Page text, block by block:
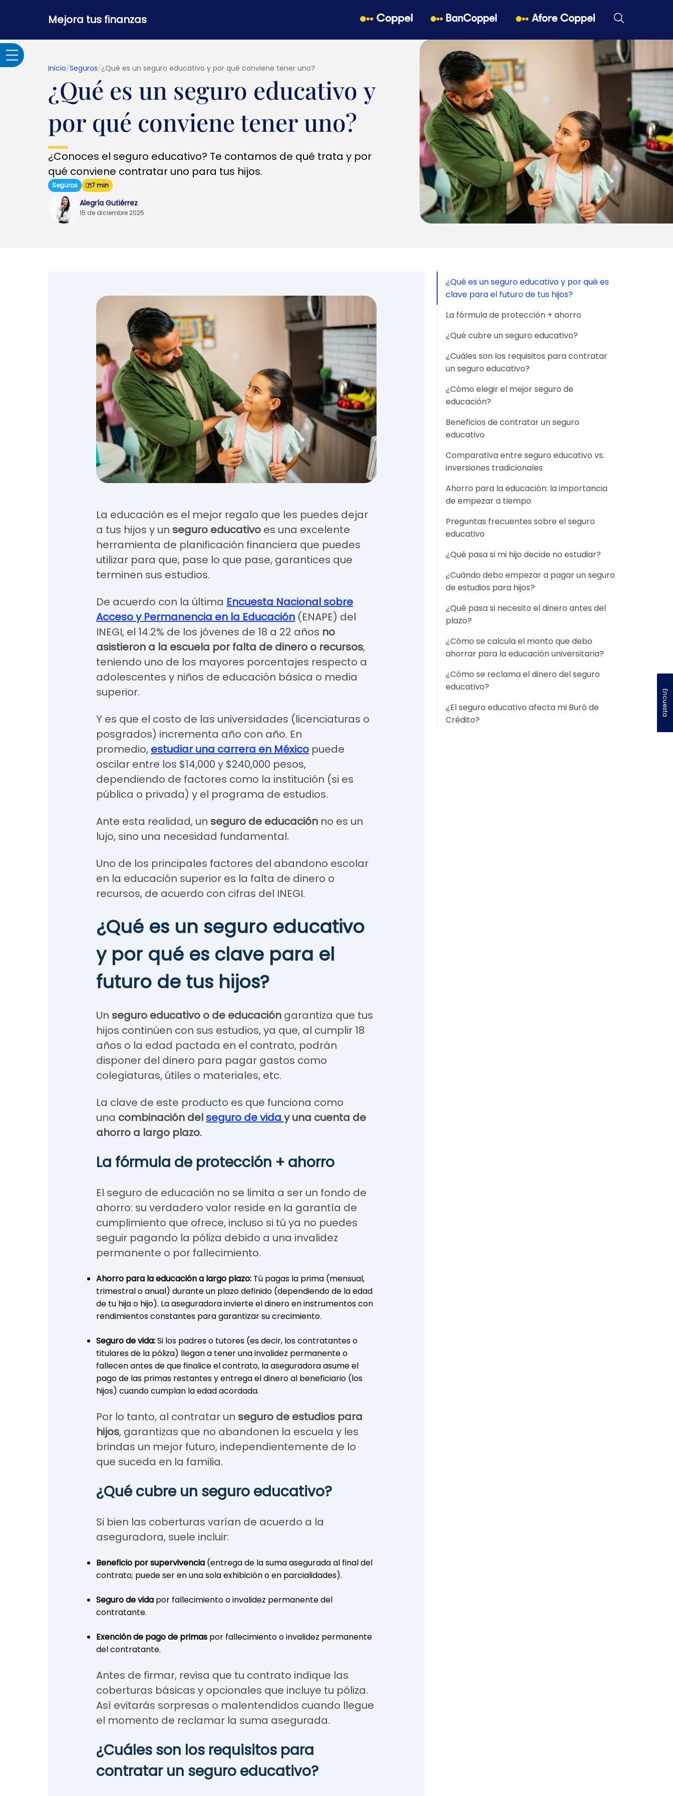
Mejora tus finanzas
Adultos Mayores
Banca por internet y
seguridad
Crédito hipotecario
Inicio/Seguros/¿Qué es un seguro educativo y por qué conviene tener uno?
¿Qué es un seguro educativo y
por qué conviene tener uno?
¿Conoces el seguro educativo? Te contamos de qué trata y por
qué conviene contratar uno para tus hijos.
Seguros 7 min
Alegría Gutiérrez
15 de diciembre 2025
¿Qué es un seguro educativo y por qué es
clave para el futuro de tus hijos?
La fórmula de protección + ahorro
¿Qué cubre un seguro educativo?
¿Cuáles son los requisitos para contratar
un seguro educativo?
¿Cómo elegir el mejor seguro de
educación?
Beneficios de contratar un seguro
educativo
Comparativa entre seguro educativo vs.
inversiones tradicionales
Ahorro para la educación: la importancia
de empezar a tiempo
Preguntas frecuentes sobre el seguro
educativo
¿Qué pasa si mi hijo decide no estudiar?
¿Cuándo debo empezar a pagar un seguro
de estudios para hijos?
¿Qué pasa si necesito el dinero antes del
plazo?
¿Cómo se calcula el monto que debo
ahorrar para la educación universitaria?
¿Cómo se reclama el dinero del seguro
educativo?
¿El seguro educativo afecta mi Buró de
Crédito?
La educación es el mejor regalo que les puedes dejar
a tus hijos y un seguro educativo es una excelente
herramienta de planificación financiera que puedes
utilizar para que, pase lo que pase, garantices que
terminen sus estudios.
De acuerdo con la última Encuesta Nacional sobre
Acceso y Permanencia en la Educación (ENAPE) del
INEGI, el 14.2% de los jóvenes de 18 a 22 años no
asistieron a la escuela por falta de dinero o recursos,
teniendo uno de los mayores porcentajes respecto a
adolescentes y niños de educación básica o media
superior.
Y es que el costo de las universidades (licenciaturas o
posgrados) incrementa año con año. En
promedio, estudiar una carrera en México puede
oscilar entre los $14,000 y $240,000 pesos,
dependiendo de factores como la institución (si es
pública o privada) y el programa de estudios.
Ante esta realidad, un seguro de educación no es un
lujo, sino una necesidad fundamental.
Uno de los principales factores del abandono escolar
en la educación superior es la falta de dinero o
recursos, de acuerdo con cifras del INEGI.
¿Qué es un seguro educativo
y por qué es clave para el
futuro de tus hijos?
Un seguro educativo o de educación garantiza que tus
hijos continúen con sus estudios, ya que, al cumplir 18
años o la edad pactada en el contrato, podrán
disponer del dinero para pagar gastos como
colegiaturas, útiles o materiales, etc.
La clave de este producto es que funciona como
una combinación del seguro de vida y una cuenta de
ahorro a largo plazo.
La fórmula de protección + ahorro
El seguro de educación no se limita a ser un fondo de
ahorro: su verdadero valor reside en la garantía de
cumplimiento que ofrece, incluso si tú ya no puedes
seguir pagando la póliza debido a una invalidez
permanente o por fallecimiento.
Ahorro para la educación a largo plazo: Tú pagas la prima (mensual,
trimestral o anual) durante un plazo definido (dependiendo de la edad
de tu hija o hijo). La aseguradora invierte el dinero en instrumentos con
rendimientos constantes para garantizar su crecimiento.
Seguro de vida:Si los padres o tutores (es decir, los contratantes o
titulares de la póliza) llegan a tener una invalidez permanente o
fallecen antes de que finalice el contrato, la aseguradora asume el
pago de las primas restantes y entrega el dinero al beneficiario (los
hijos) cuando cumplan la edad acordada.
Por lo tanto, al contratar un seguro de estudios para
hijos, garantizas que no abandonen la escuela y les
brindas un mejor futuro, independientemente de lo
que suceda en la familia.
¿Qué cubre un seguro educativo?
Si bien las coberturas varían de acuerdo a la
aseguradora, suele incluir:
Beneficio por supervivencia (entrega de la suma asegurada al final del
contrato; puede ser en una sola exhibición o en parcialidades).
Seguro de vida por fallecimiento o invalidez permanente del
contratante.
Exención de pago de primas por fallecimiento o invalidez permanente
del contratante.
Antes de firmar, revisa que tu contrato indique las
coberturas básicas y opcionales que incluye tu póliza.
Así evitarás sorpresas o malentendidos cuando llegue
el momento de reclamar la suma asegurada.
¿Cuáles son los requisitos para
contratar un seguro educativo?
Encuesta